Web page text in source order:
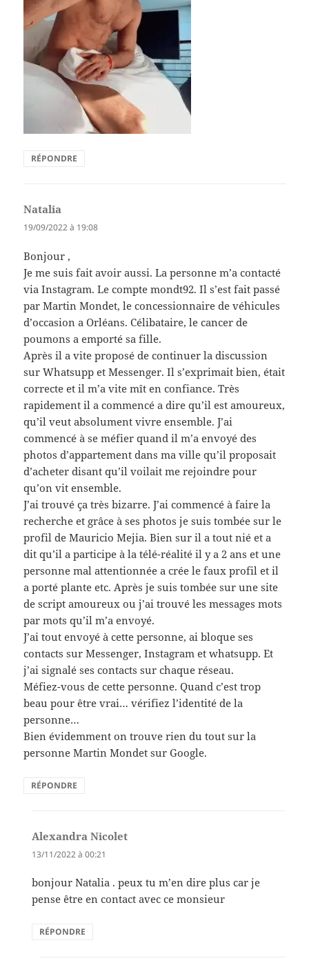
RÉPONDRE
Natalia
19/09/2022 à 19:08
Bonjour ,
Je me suis fait avoir aussi. La personne m’a contacté
via Instagram. Le compte mondt92. Il s’est fait passé
par Martin Mondet, le concessionnaire de véhicules
d’occasion a Orléans. Célibataire, le cancer de
poumons a emporté sa fille.
Après il a vite proposé de continuer la discussion
sur Whatsupp et Messenger. Il s’exprimait bien, était
correcte et il m’a vite mît en confiance. Très
rapidement il a commencé a dire qu’il est amoureux,
qu’il veut absolument vivre ensemble. J’ai
commencé à se méfier quand il m’a envoyé des
photos d’appartement dans ma ville qu’il proposait
d’acheter disant qu’il voilait me rejoindre pour
qu’on vit ensemble.
J’ai trouvé ça très bizarre. J’ai commencé à faire la
recherche et grâce à ses photos je suis tombée sur le
profil de Mauricio Mejia. Bien sur il a tout nié et a
dit qu’il a participe à la télé-réalité il y a 2 ans et une
personne mal attentionnée a crée le faux profil et il
a porté plante etc. Après je suis tombée sur une site
de script amoureux ou j’ai trouvé les messages mots
par mots qu’il m’a envoyé.
J’ai tout envoyé à cette personne, ai bloque ses
contacts sur Messenger, Instagram et whatsupp. Et
j’ai signalé ses contacts sur chaque réseau.
Méfiez-vous de cette personne. Quand c’est trop
beau pour être vrai… vérifiez l’identité de la
personne…
Bien évidemment on trouve rien du tout sur la
personne Martin Mondet sur Google.
RÉPONDRE
Alexandra Nicolet
13/11/2022 à 00:21
bonjour Natalia . peux tu m’en dire plus car je
pense être en contact avec ce monsieur
RÉPONDRE